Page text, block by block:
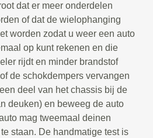
dat er meer onderdelen
of dat de wielophanging
worden zodat u weer een auto
op kunt rekenen en die
rijdt en minder brandstof
de schokdempers vervangen
deel van het chassis bij de
deuken) en beweeg de auto
mag tweemaal deinen
staan. De handmatige test is